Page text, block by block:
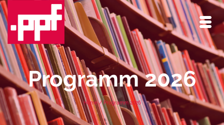
Programm 2026
Home / Programm 2026